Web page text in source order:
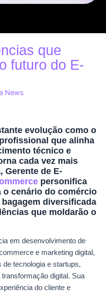
que
futuro do E-
News
evolução como o
que alinha
técnico e
cada vez mais
Gerente de E-
personifica
o cenário do comércio
diversificada
que moldarão o
em desenvolvimento de
e marketing digital,
tecnologia e startups,
digital. Sua
do cliente e